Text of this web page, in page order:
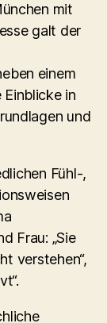
mit
galt der
einem
in
und
Fühl-,
Frau: „Sie
verstehen“,